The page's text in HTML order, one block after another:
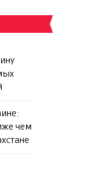
чем